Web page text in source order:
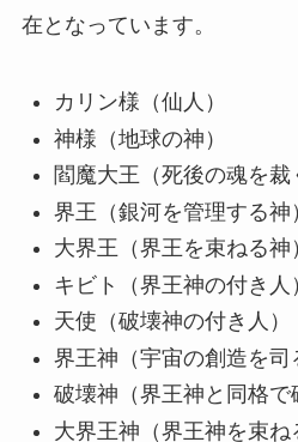
在となっています。
カリン様（仙人）
神様（地球の神）
閻魔大王（死後の魂を裁
界王（銀河を管理する神
大界王（界王を束ねる神
キビト（界王神の付き人
天使（破壊神の付き人）
界王神（宇宙の創造を司
破壊神（界王神と同格で
大界王神（界王神を束ね